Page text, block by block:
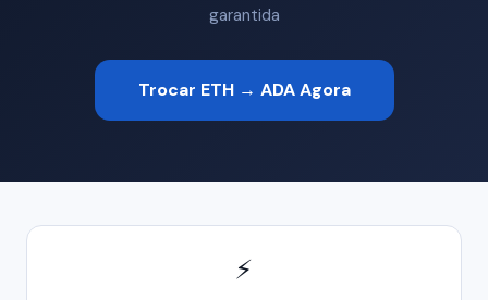
garantida
Trocar ETH → ADA Agora
⚡